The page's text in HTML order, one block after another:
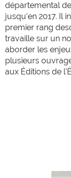
départemental
jusqu’en 2017. Il
premier rang
travaille sur un
aborder les
plusieurs
aux Éditions de